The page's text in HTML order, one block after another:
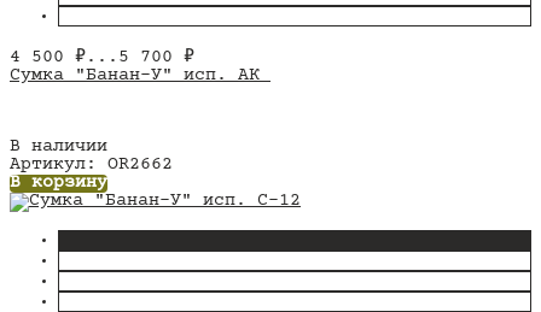
4 500 ₽ ... 5 700 ₽
Сумка "Банан-У" исп. АК
В наличии
Артикул: OR2662
В корзину